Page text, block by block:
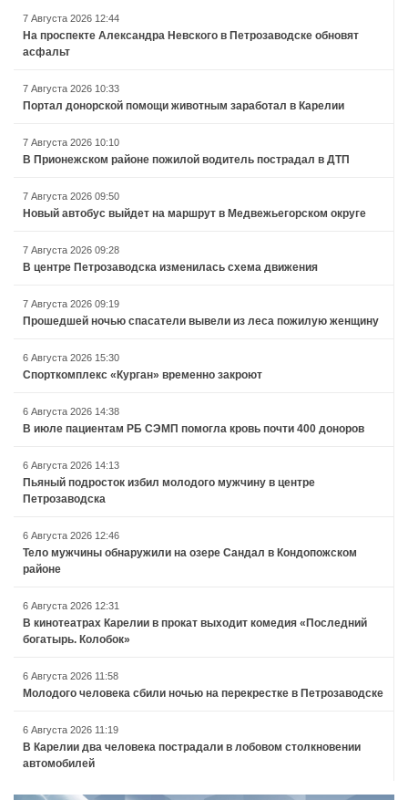
7 Августа 2026 12:44
На проспекте Александра Невского в Петрозаводске обновят
асфальт
7 Августа 2026 10:33
Портал донорской помощи животным заработал в Карелии
7 Августа 2026 10:10
В Прионежском районе пожилой водитель пострадал в ДТП
7 Августа 2026 09:50
Новый автобус выйдет на маршрут в Медвежьегорском округе
7 Августа 2026 09:28
В центре Петрозаводска изменилась схема движения
7 Августа 2026 09:19
Прошедшей ночью спасатели вывели из леса пожилую женщину
6 Августа 2026 15:30
Спорткомплекс «Курган» временно закроют
6 Августа 2026 14:38
В июле пациентам РБ СЭМП помогла кровь почти 400 доноров
6 Августа 2026 14:13
Пьяный подросток избил молодого мужчину в центре
Петрозаводска
6 Августа 2026 12:46
Тело мужчины обнаружили на озере Сандал в Кондопожском
районе
6 Августа 2026 12:31
В кинотеатрах Карелии в прокат выходит комедия «Последний
богатырь. Колобок»
6 Августа 2026 11:58
Молодого человека сбили ночью на перекрестке в Петрозаводске
6 Августа 2026 11:19
В Карелии два человека пострадали в лобовом столкновении
автомобилей